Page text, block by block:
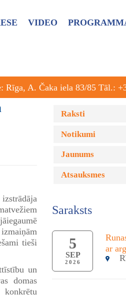
VIDEO
Rīga, A. Čaka iela 83/85 Tāl.:
tieši
un
domas
Raksti
Notikumi
Jaunums
Atsauksmes
Saraksts
5
SEP
2026
ar